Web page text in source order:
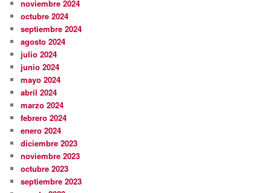
noviembre 2024
octubre 2024
septiembre 2024
agosto 2024
julio 2024
junio 2024
mayo 2024
abril 2024
marzo 2024
febrero 2024
enero 2024
diciembre 2023
noviembre 2023
octubre 2023
septiembre 2023